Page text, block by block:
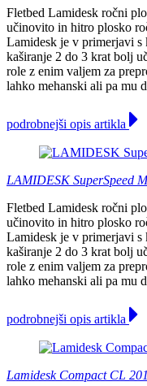
Fletbed Lamidesk ročni
učinovito in hitro plosko
Lamidesk je v primerjavi
kaširanje 2 do 3 krat bolj
role z enim valjem za
lahko mehanski ali pa mu
podrobnejši opis artikla
LAMIDESK SuperSpeed
Fletbed Lamidesk ročni
učinovito in hitro plosko
Lamidesk je v primerjavi
kaširanje 2 do 3 krat bolj
role z enim valjem za
lahko mehanski ali pa mu
podrobnejši opis artikla
Lamidesk Compact CL